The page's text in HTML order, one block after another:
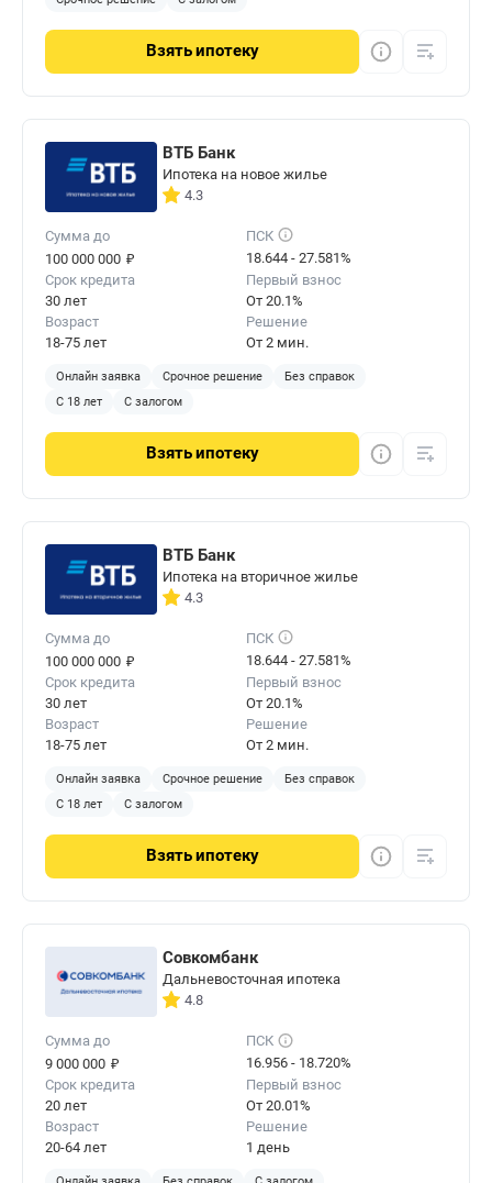
Взятьипотеку
ВТБ Банк
Ипотека на новое жилье
4.3
Сумма до
100 000 000 ₽
ПСК
18.644 - 27.581%
Срок кредита
30 лет
Первый взнос
От 20.1%
Возраст
18-75 лет
Решение
От 2 мин.
Онлайн заявка Срочное решение
Без справок
С 18 лет
С залогом
Взятьипотеку
ВТБ Банк
Ипотека на вторичное жилье
4.3
Сумма до
100 000 000 ₽
ПСК
18.644 - 27.581%
Срок кредита
30 лет
Первый взнос
От 20.1%
Возраст
18-75 лет
Решение
От 2 мин.
Онлайн заявка Срочное решение
Без справок
С 18 лет
С залогом
Взятьипотеку
Совкомбанк
Дальневосточная ипотека
4.8
Сумма до
9 000 000 ₽
ПСК
16.956 - 18.720%
Срок кредита
20 лет
Первый взнос
От 20.01%
Возраст
20-64 лет
Решение
1 день